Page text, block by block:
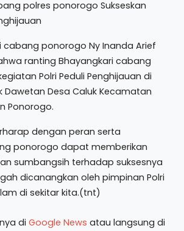
cabang ponorogo Ny Inanda Arief
ranting Bhayangkari cabang
Polri Peduli Penghijauan di
Dawetan Desa Caluk Kecamatan
Ponorogo.
dengan peran serta
ponorogo dapat memberikan
sumbangsih terhadap suksesnya
dicanangkan oleh pimpinan Polri
di sekitar kita.(tnt)
di Google News atau langsung di